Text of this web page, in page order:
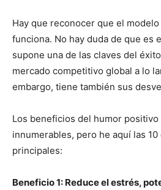
Hay que reconocer que el modelo
funciona. No hay duda de que es
supone una de las claves del
mercado competitivo global a lo
embargo, tiene también sus
Los beneficios del humor
innumerables, pero he aquí las
principales:
Beneficio 1: Reduce el estrés,